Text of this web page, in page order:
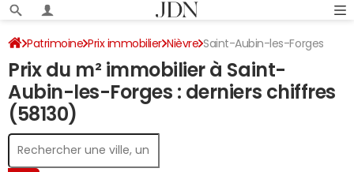
Patrimoine Prix immobilier Nièvre Saint-Aubin-les-Forges
Prix du m² immobilier à Saint-
Aubin-les-Forges : derniers chiffres
(58130)